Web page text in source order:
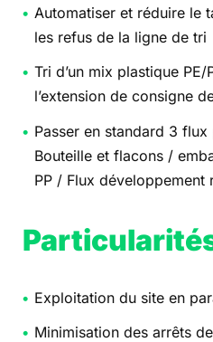
Automatiser et réduire le
les refus de la ligne de tri
Tri d’un mix plastique PE/
l’extension de consigne
Passer en standard 3
Bouteille et flacons /
PP / Flux développement
Exploitation du site en
Minimisation des arrêts